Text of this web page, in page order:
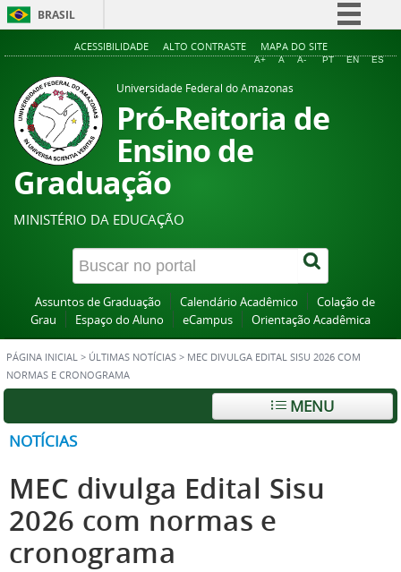
BRASIL
Simplifique!
Acesso à informação
ACESSIBILIDADE ALTO CONTRASTE MAPA DO SITE
A+ A A- PT EN ES
Universidade Federal do Amazonas
Pró-Reitoria de
Ensino de
Graduação
MINISTÉRIO DA EDUCAÇÃO
Assuntos de Graduação Calendário Acadêmico
Colação de
Grau
Espaço do Aluno eCampus Orientação Acadêmica
PÁGINA INICIAL > ÚLTIMAS NOTÍCIAS > MEC DIVULGA EDITAL SISU 2026 COM
NORMAS E CRONOGRAMA
MENU
NOTÍCIAS
MEC divulga Edital Sisu
2026 com normas e
cronograma